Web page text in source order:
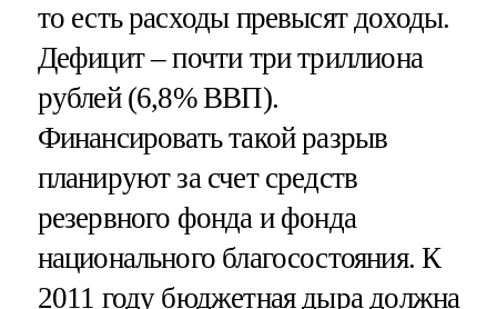
то есть расходы превысят доходы.
Дефицит – почти три триллиона
рублей (6,8% ВВП).
Финансировать такой разрыв
планируют за счет средств
резервного фонда и фонда
национального благосостояния. К
2011 году бюджетная дыра должна